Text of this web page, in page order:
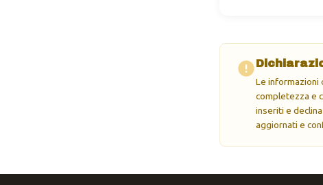
Le informazioni
completezza e
inseriti e
aggiornati e